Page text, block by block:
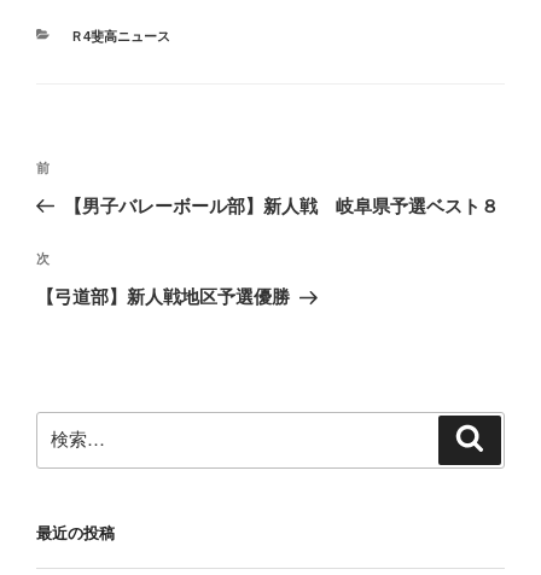
カ
Ｒ4斐高ニュース
投
ビ
ゲ
ン
前
の
稿
前
【男子バレーボール部】新人戦 岐阜県予選ベスト８
次
の
次
【弓道部】新人戦地区予選優勝
索:
最近の投稿